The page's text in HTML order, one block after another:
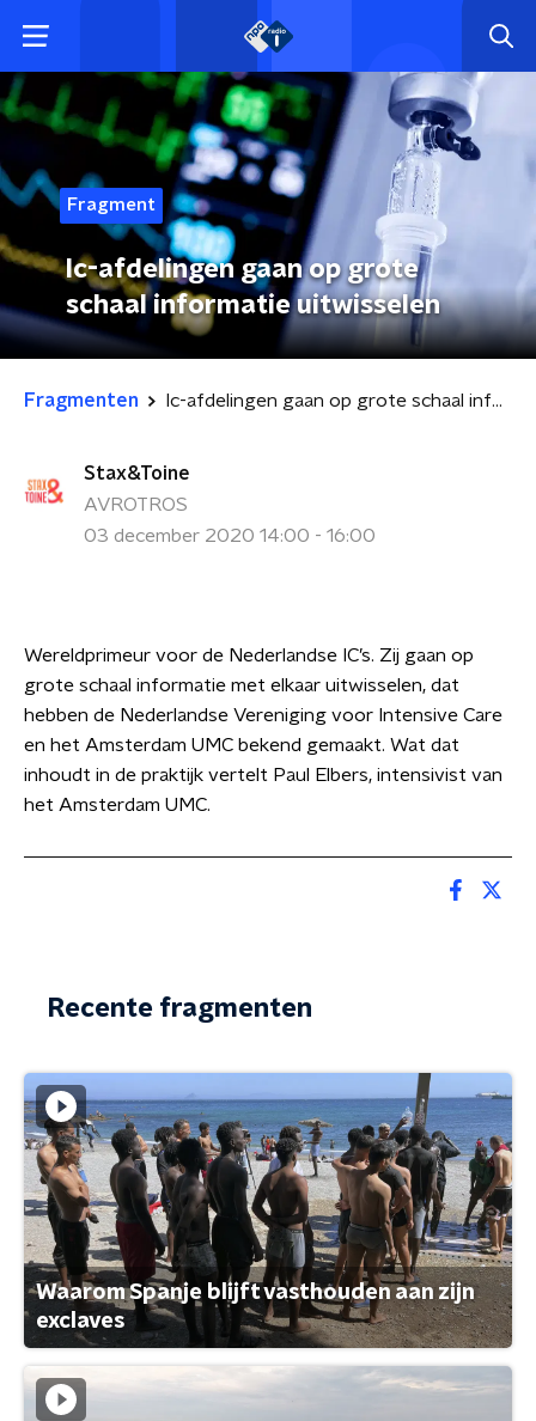
Fragment
Ic-afdelingen gaan op grote
schaal informatie uitwisselen
Fragmenten Ic-afdelingen gaan op grote schaal informatie uitwisselen
Stax&Toine
AVROTROS
03 december 2020 14:00 - 16:00
Wereldprimeur voor de Nederlandse IC’s. Zij gaan op
grote schaal informatie met elkaar uitwisselen, dat
hebben de Nederlandse Vereniging voor Intensive Care
en het Amsterdam UMC bekend gemaakt. Wat dat
inhoudt in de praktijk vertelt Paul Elbers, intensivist van
het Amsterdam UMC.
Recente fragmenten
Waarom Spanje blijft vasthouden aan zijn
exclaves